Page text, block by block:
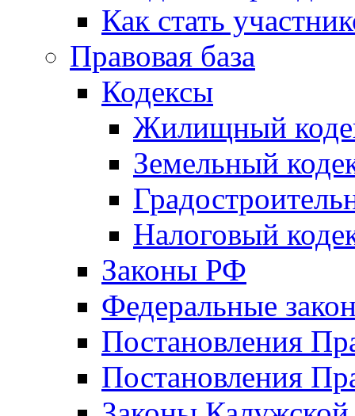
Как стать
Правовая база
Кодексы
Жилищный
Земельный
Налоговый
Законы РФ
Федеральные
Постановления
Постановления